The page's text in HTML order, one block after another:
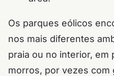
Os parques eólicos
nos mais diferentes
praia ou no interior, em
morros, por vezes com